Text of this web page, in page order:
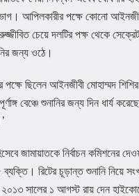
আপিলকারীর পক্ষে কোনো
চেয়ে দলটির পক্ষ থেকে
জন্য ওঠে।
ছিলেন আইনজীবী মোহাম্মদ
বেঞ্চে শুনানির জন্য দিন ধার্য
জামায়াতকে নির্বাচন কমিশনের
রিটের চূড়ান্ত শুনানি নিয়ে
সালের ১ আগস্ট রায় দেন